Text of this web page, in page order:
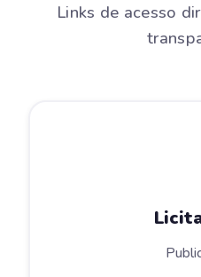
Links de acesso